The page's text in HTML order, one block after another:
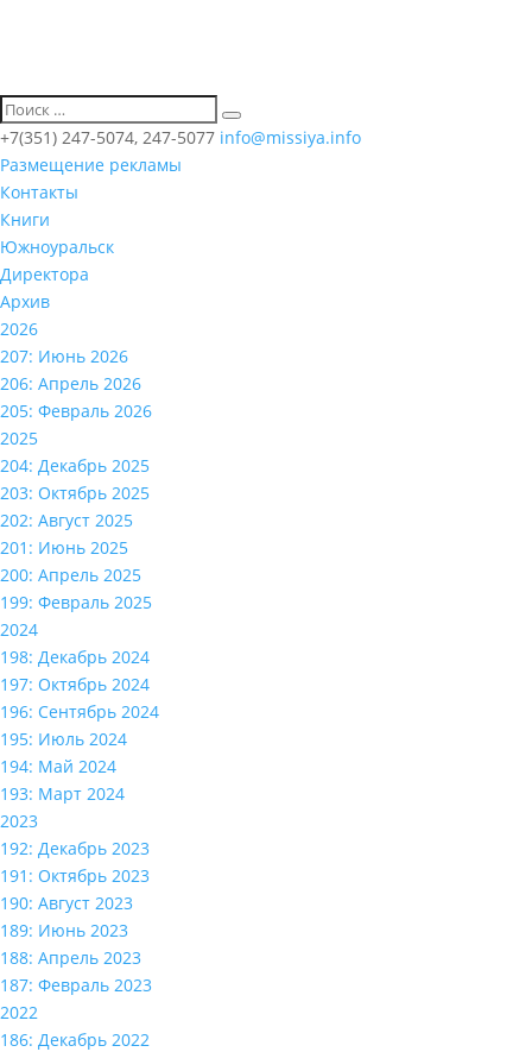
+7(351) 247-5074, 247-5077 info@missiya.info
Размещение рекламы
Контакты
Книги
Южноуральск
Директора
Архив
2026
207: Июнь 2026
206: Апрель 2026
205: Февраль 2026
2025
204: Декабрь 2025
203: Октябрь 2025
202: Август 2025
201: Июнь 2025
200: Апрель 2025
199: Февраль 2025
2024
198: Декабрь 2024
197: Октябрь 2024
196: Сентябрь 2024
195: Июль 2024
194: Май 2024
193: Март 2024
2023
192: Декабрь 2023
191: Октябрь 2023
190: Август 2023
189: Июнь 2023
188: Апрель 2023
187: Февраль 2023
2022
186: Декабрь 2022